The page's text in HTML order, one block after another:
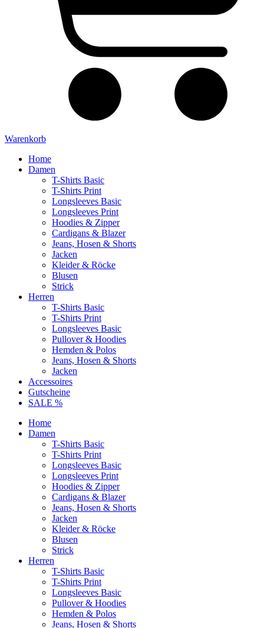
Warenkorb
Home
Damen
T-Shirts Basic
T-Shirts Print
Longsleeves Basic
Longsleeves Print
Hoodies & Zipper
Cardigans & Blazer
Jeans, Hosen & Shorts
Jacken
Kleider & Röcke
Blusen
Strick
Herren
T-Shirts Basic
T-Shirts Print
Longsleeves Basic
Pullover & Hoodies
Hemden & Polos
Jeans, Hosen & Shorts
Jacken
Accessoires
Gutscheine
SALE %
Home
Damen
T-Shirts Basic
T-Shirts Print
Longsleeves Basic
Longsleeves Print
Hoodies & Zipper
Cardigans & Blazer
Jeans, Hosen & Shorts
Jacken
Kleider & Röcke
Blusen
Strick
Herren
T-Shirts Basic
T-Shirts Print
Longsleeves Basic
Pullover & Hoodies
Hemden & Polos
Jeans, Hosen & Shorts